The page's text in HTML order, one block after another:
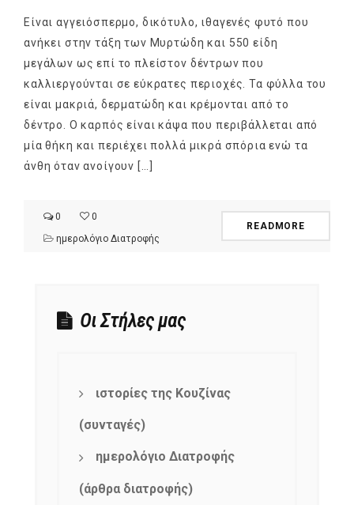
Είναι αγγειόσπερμο, δικότυλο, ιθαγενές φυτό που
ανήκει στην τάξη των Μυρτώδη και 550 είδη
μεγάλων ως επί το πλείστον δέντρων που
καλλιεργούνται σε εύκρατες περιοχές. Τα φύλλα του
είναι μακριά, δερματώδη και κρέμονται από το
δέντρο. Ο καρπός είναι κάψα που περιβάλλεται από
μία θήκη και περιέχει πολλά μικρά σπόρια ενώ τα
άνθη όταν ανοίγουν […]
0
0
ημερολόγιο Διατροφής
READMORE
Οι Στήλες μας
ιστορίες της Κουζίνας
(συνταγές)
ημερολόγιο Διατροφής
(άρθρα διατροφής)